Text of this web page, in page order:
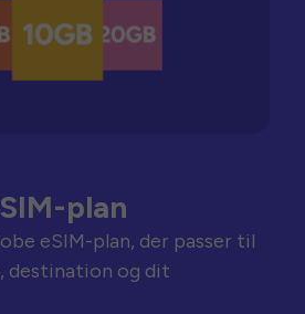
plan
eSIM-plan, der passer til
destination og dit